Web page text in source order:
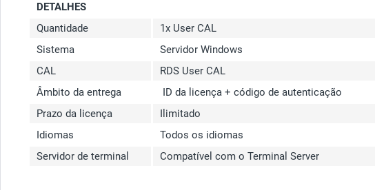
DETALHES
Quantidade
1x User CAL
Sistema
Servidor Windows
CAL
RDS User CAL
Âmbito da entrega
ID da licença + código de autenticação
Prazo da licença
Ilimitado
Idiomas
Todos os idiomas
Servidor de terminal
Compatível com o Terminal Server